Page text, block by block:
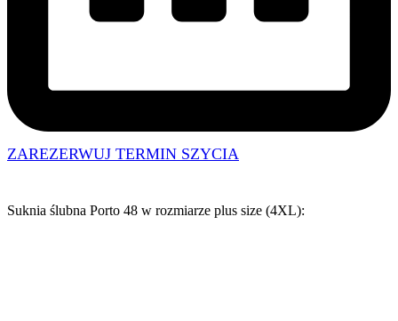
ZAREZERWUJ TERMIN SZYCIA
Suknia ślubna Porto 48 w rozmiarze plus size (4XL):